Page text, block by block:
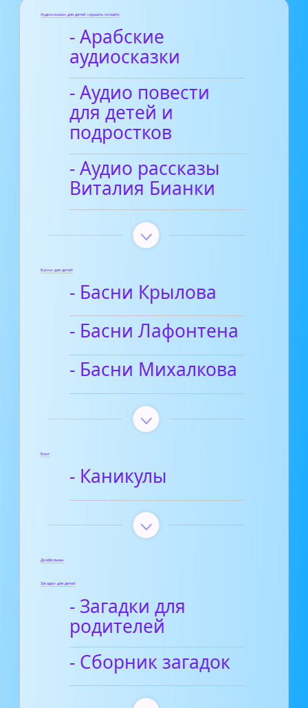
Аудиосказки для детей слушать онлайн
- Арабские
аудиосказки
- Аудио повести
для детей и
подростков
- Аудио рассказы
Виталия Бианки
Басни для детей
- Басни Крылова
- Басни Лафонтена
- Басни Михалкова
Блог
- Каникулы
Диафильмы
Загадки для детей
- Загадки для
родителей
- Сборник загадок